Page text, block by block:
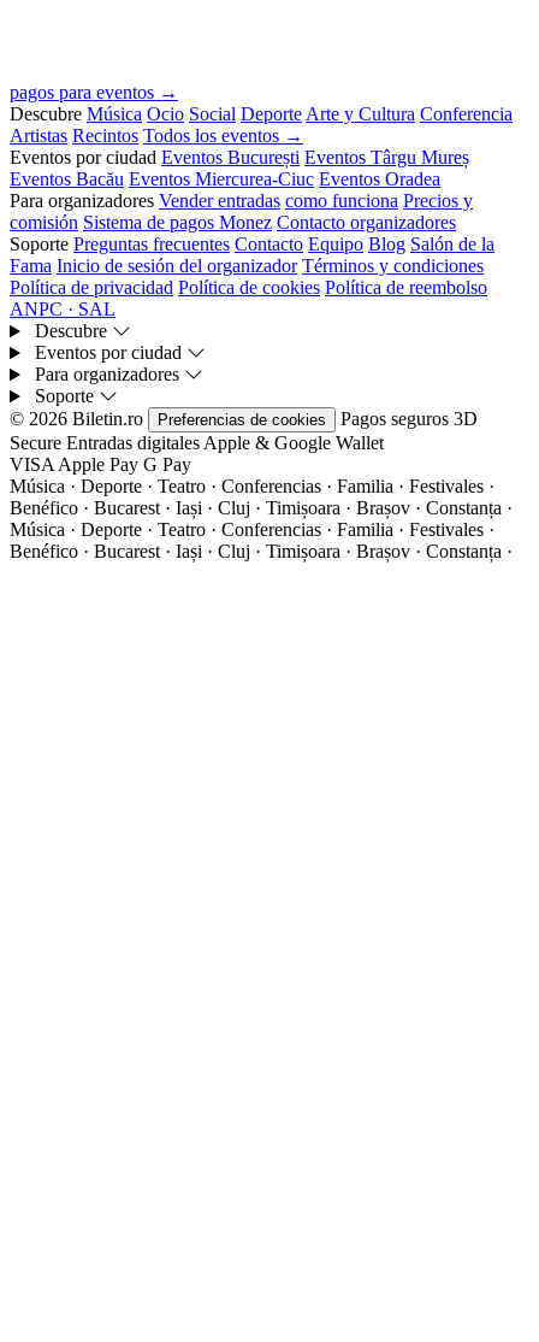
pagos para eventos →
Descubre Música Ocio Social Deporte Arte y Cultura Conferencia
Artistas Recintos Todos los eventos →
Eventos por ciudad Eventos București Eventos Târgu Mureș
Eventos Bacău Eventos Miercurea-Ciuc Eventos Oradea
Para organizadores Vender entradas como funciona Precios y
comisión Sistema de pagos Monez Contacto organizadores
Soporte Preguntas frecuentes Contacto Equipo Blog Salón de la
Fama Inicio de sesión del organizador Términos y condiciones
Política de privacidad Política de cookies Política de reembolso
ANPC · SAL
Descubre
Eventos por ciudad
Para organizadores
Soporte
© 2026 Biletin.ro
Preferencias de cookies Pagos seguros 3D
Secure Entradas digitales Apple & Google Wallet
VISA Apple Pay G Pay
Música · Deporte · Teatro · Conferencias · Familia · Festivales ·
Benéfico · Bucarest · Iași · Cluj · Timișoara · Brașov · Constanța ·
Música · Deporte · Teatro · Conferencias · Familia · Festivales ·
Benéfico · Bucarest · Iași · Cluj · Timișoara · Brașov · Constanța ·